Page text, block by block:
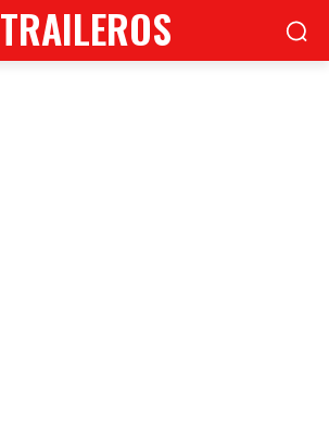
TRAILEROS